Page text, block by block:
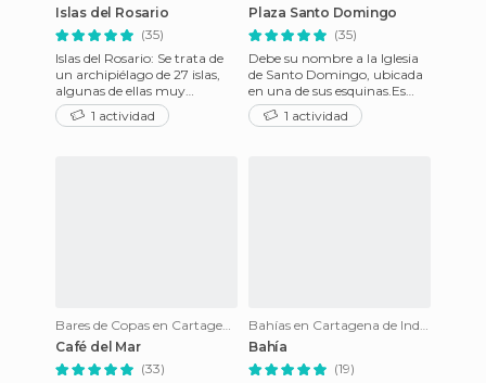
Islas del Rosario
(35)
Islas del Rosario: Se trata de
un archipiélago de 27 islas,
algunas de ellas muy
pequeñas, más bien son
islotes. Se trata de un
1 actividad
Plaza Santo Domingo
(35)
Debe su nombre a la Iglesia
de Santo Domingo, ubicada
en una de sus esquinas.Es
una de las plazas con mayor
cantidad de turistas,
1 actividad
Bares de Copas en Cartagena de Indias
Café del Mar
(33)
Bahías en Cartagena de Indias
Bahía
(19)